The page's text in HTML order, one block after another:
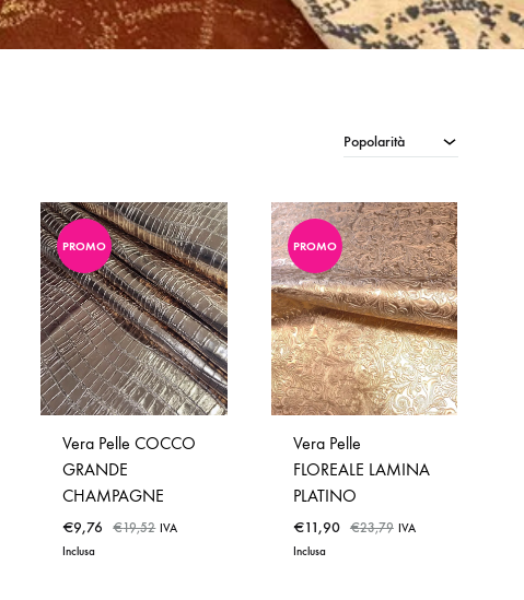
Popolarità
PROMO
Vera Pelle COCCO
GRANDE
CHAMPAGNE
€9,76 €19,52 IVA
Inclusa
PROMO
Vera Pelle
FLOREALE LAMINA
PLATINO
€11,90 €23,79 IVA
Inclusa